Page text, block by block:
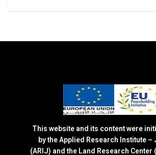
This website and its content were
by the Applied Research Institute
(ARIJ) and the Land Research Center